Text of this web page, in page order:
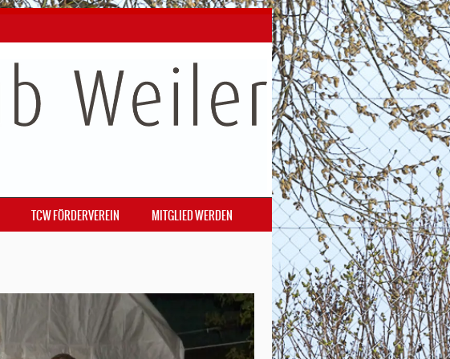
TCW FÖRDERVEREIN MITGLIED WERDEN